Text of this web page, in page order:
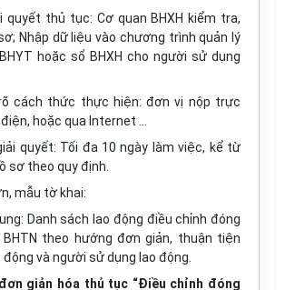
quyết thủ tục: Cơ quan BHXH kiểm tra,
Nhập dữ liệu vào chương trình quản lý
hoặc sổ BHXH cho người sử dụng
cách thức thực hiện: đơn vị nộp trực
hoặc qua Internet …
quyết: Tối đa 10 ngày làm việc, kể từ
sơ theo quy định.
mẫu tờ khai:
Danh sách lao động điều chỉnh đóng
BHTN theo hướng đơn giản, thuận tiện
và người sử dụng lao động.
giản hóa thủ tục “Điều chỉnh đóng